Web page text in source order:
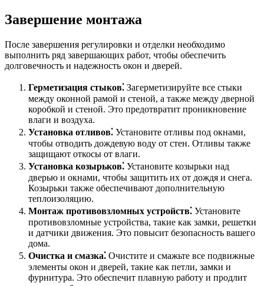
Завершение монтажа
После завершения регулировки и отделки необходимо
выполнить ряд завершающих работ, чтобы обеспечить
долговечность и надежность окон и дверей.
Герметизация стыков⁚ Загерметизируйте все стыки
между оконной рамой и стеной, а также между дверной
коробкой и стеной. Это предотвратит проникновение
влаги и воздуха.
Установка отливов⁚ Установите отливы под окнами,
чтобы отводить дождевую воду от стен. Отливы также
защищают откосы от влаги.
Установка козырьков⁚ Установите козырьки над
дверью и окнами, чтобы защитить их от дождя и снега.
Козырьки также обеспечивают дополнительную
теплоизоляцию.
Монтаж противовзломных устройств⁚ Установите
противовзломные устройства, такие как замки, решетки
и датчики движения. Это повысит безопасность вашего
дома.
Очистка и смазка⁚ Очистите и смажьте все подвижные
элементы окон и дверей, такие как петли, замки и
фурнитура. Это обеспечит плавную работу и продлит